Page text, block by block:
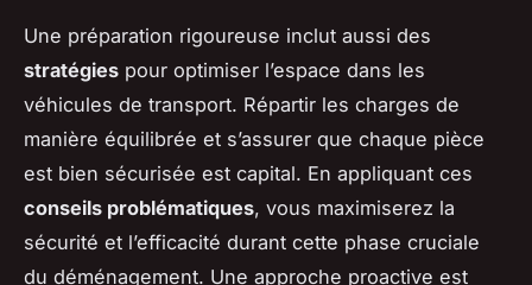
Une préparation rigoureuse inclut aussi des
stratégies pour optimiser l’espace dans les
véhicules de transport. Répartir les charges de
manière équilibrée et s’assurer que chaque pièce
est bien sécurisée est capital. En appliquant ces
conseils problématiques, vous maximiserez la
sécurité et l’efficacité durant cette phase cruciale
du déménagement. Une approche proactive est